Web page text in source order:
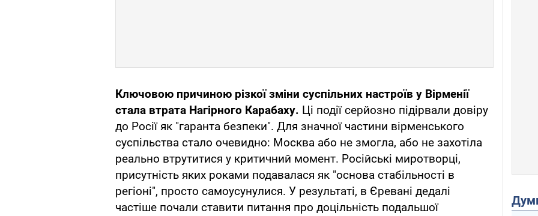
Ключовою причиною різкої зміни суспільних настроїв у Вірменії
стала втрата Нагірного Карабаху. Ці події серйозно підірвали довіру
до Росії як "гаранта безпеки". Для значної частини вірменського
суспільства стало очевидно: Москва або не змогла, або не захотіла
реально втрутитися у критичний момент. Російські миротворці,
присутність яких роками подавалася як "основа стабільності в
регіоні", просто самоусунулися. У результаті, в Єревані дедалі
частіше почали ставити питання про доцільність подальшої